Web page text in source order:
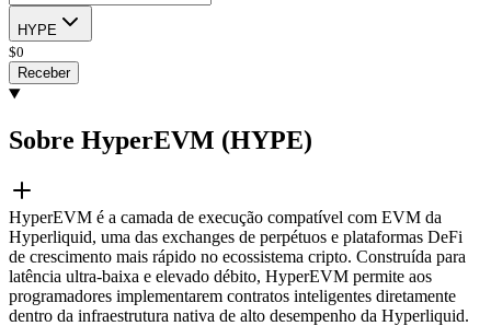
HYPE
$0
Receber
Sobre HyperEVM (HYPE)
HyperEVM é a camada de execução compatível com EVM da
Hyperliquid, uma das exchanges de perpétuos e plataformas DeFi
de crescimento mais rápido no ecossistema cripto. Construída para
latência ultra-baixa e elevado débito, HyperEVM permite aos
programadores implementarem contratos inteligentes diretamente
dentro da infraestrutura nativa de alto desempenho da Hyperliquid.